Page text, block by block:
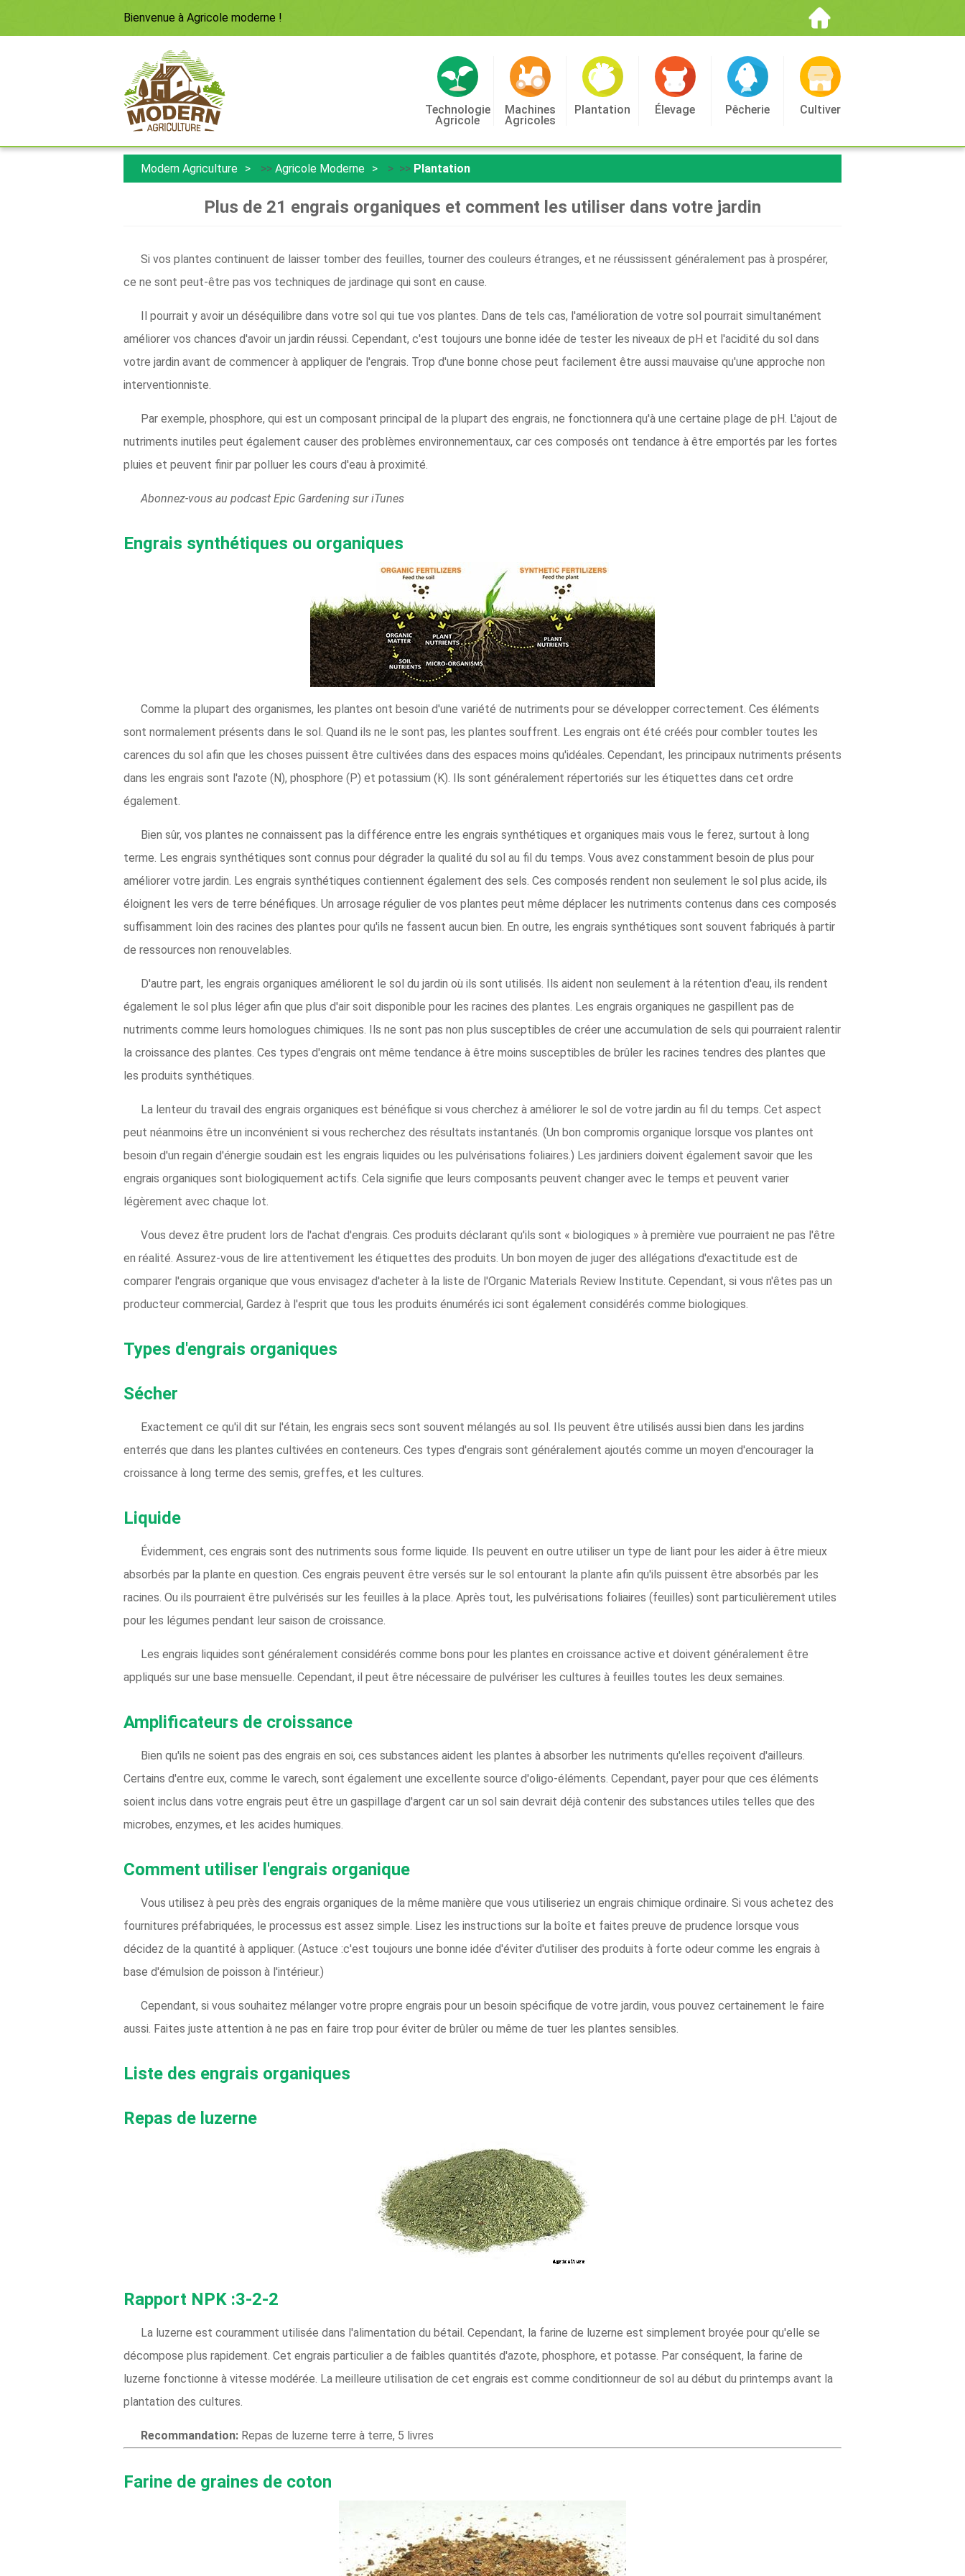
Bienvenue à Agricole moderne !
Technologie
Agricole
Machines
Agricoles
Plantation Élevage Pêcherie Cultiver
Modern Agriculture >> Agricole Moderne > >> Plantation
Plus de 21 engrais organiques et comment les utiliser dans votre jardin
Si vos plantes continuent de laisser tomber des feuilles, tourner des couleurs étranges, et ne réussissent généralement pas à prospérer,
ce ne sont peut-être pas vos techniques de jardinage qui sont en cause.
Il pourrait y avoir un déséquilibre dans votre sol qui tue vos plantes. Dans de tels cas, l'amélioration de votre sol pourrait simultanément
améliorer vos chances d'avoir un jardin réussi. Cependant, c'est toujours une bonne idée de tester les niveaux de pH et l'acidité du sol dans
votre jardin avant de commencer à appliquer de l'engrais. Trop d'une bonne chose peut facilement être aussi mauvaise qu'une approche non
interventionniste.
Par exemple, phosphore, qui est un composant principal de la plupart des engrais, ne fonctionnera qu'à une certaine plage de pH. L'ajout de
nutriments inutiles peut également causer des problèmes environnementaux, car ces composés ont tendance à être emportés par les fortes
pluies et peuvent finir par polluer les cours d'eau à proximité.
Abonnez-vous au podcast Epic Gardening sur iTunes
Engrais synthétiques ou organiques
Comme la plupart des organismes, les plantes ont besoin d'une variété de nutriments pour se développer correctement. Ces éléments
sont normalement présents dans le sol. Quand ils ne le sont pas, les plantes souffrent. Les engrais ont été créés pour combler toutes les
carences du sol afin que les choses puissent être cultivées dans des espaces moins qu'idéales. Cependant, les principaux nutriments présents
dans les engrais sont l'azote (N), phosphore (P) et potassium (K). Ils sont généralement répertoriés sur les étiquettes dans cet ordre
également.
Bien sûr, vos plantes ne connaissent pas la différence entre les engrais synthétiques et organiques mais vous le ferez, surtout à long
terme. Les engrais synthétiques sont connus pour dégrader la qualité du sol au fil du temps. Vous avez constamment besoin de plus pour
améliorer votre jardin. Les engrais synthétiques contiennent également des sels. Ces composés rendent non seulement le sol plus acide, ils
éloignent les vers de terre bénéfiques. Un arrosage régulier de vos plantes peut même déplacer les nutriments contenus dans ces composés
suffisamment loin des racines des plantes pour qu'ils ne fassent aucun bien. En outre, les engrais synthétiques sont souvent fabriqués à partir
de ressources non renouvelables.
D'autre part, les engrais organiques améliorent le sol du jardin où ils sont utilisés. Ils aident non seulement à la rétention d'eau, ils rendent
également le sol plus léger afin que plus d'air soit disponible pour les racines des plantes. Les engrais organiques ne gaspillent pas de
nutriments comme leurs homologues chimiques. Ils ne sont pas non plus susceptibles de créer une accumulation de sels qui pourraient ralentir
la croissance des plantes. Ces types d'engrais ont même tendance à être moins susceptibles de brûler les racines tendres des plantes que
les produits synthétiques.
La lenteur du travail des engrais organiques est bénéfique si vous cherchez à améliorer le sol de votre jardin au fil du temps. Cet aspect
peut néanmoins être un inconvénient si vous recherchez des résultats instantanés. (Un bon compromis organique lorsque vos plantes ont
besoin d'un regain d'énergie soudain est les engrais liquides ou les pulvérisations foliaires.) Les jardiniers doivent également savoir que les
engrais organiques sont biologiquement actifs. Cela signifie que leurs composants peuvent changer avec le temps et peuvent varier
légèrement avec chaque lot.
Vous devez être prudent lors de l'achat d'engrais. Ces produits déclarant qu'ils sont « biologiques » à première vue pourraient ne pas l'être
en réalité. Assurez-vous de lire attentivement les étiquettes des produits. Un bon moyen de juger des allégations d'exactitude est de
comparer l'engrais organique que vous envisagez d'acheter à la liste de l'Organic Materials Review Institute. Cependant, si vous n'êtes pas un
producteur commercial, Gardez à l'esprit que tous les produits énumérés ici sont également considérés comme biologiques.
Types d'engrais organiques
Sécher
Exactement ce qu'il dit sur l'étain, les engrais secs sont souvent mélangés au sol. Ils peuvent être utilisés aussi bien dans les jardins
enterrés que dans les plantes cultivées en conteneurs. Ces types d'engrais sont généralement ajoutés comme un moyen d'encourager la
croissance à long terme des semis, greffes, et les cultures.
Liquide
Évidemment, ces engrais sont des nutriments sous forme liquide. Ils peuvent en outre utiliser un type de liant pour les aider à être mieux
absorbés par la plante en question. Ces engrais peuvent être versés sur le sol entourant la plante afin qu'ils puissent être absorbés par les
racines. Ou ils pourraient être pulvérisés sur les feuilles à la place. Après tout, les pulvérisations foliaires (feuilles) sont particulièrement utiles
pour les légumes pendant leur saison de croissance.
Les engrais liquides sont généralement considérés comme bons pour les plantes en croissance active et doivent généralement être
appliqués sur une base mensuelle. Cependant, il peut être nécessaire de pulvériser les cultures à feuilles toutes les deux semaines.
Amplificateurs de croissance
Bien qu'ils ne soient pas des engrais en soi, ces substances aident les plantes à absorber les nutriments qu'elles reçoivent d'ailleurs.
Certains d'entre eux, comme le varech, sont également une excellente source d'oligo-éléments. Cependant, payer pour que ces éléments
soient inclus dans votre engrais peut être un gaspillage d'argent car un sol sain devrait déjà contenir des substances utiles telles que des
microbes, enzymes, et les acides humiques.
Comment utiliser l'engrais organique
Vous utilisez à peu près des engrais organiques de la même manière que vous utiliseriez un engrais chimique ordinaire. Si vous achetez des
fournitures préfabriquées, le processus est assez simple. Lisez les instructions sur la boîte et faites preuve de prudence lorsque vous
décidez de la quantité à appliquer. (Astuce :c'est toujours une bonne idée d'éviter d'utiliser des produits à forte odeur comme les engrais à
base d'émulsion de poisson à l'intérieur.)
Cependant, si vous souhaitez mélanger votre propre engrais pour un besoin spécifique de votre jardin, vous pouvez certainement le faire
aussi. Faites juste attention à ne pas en faire trop pour éviter de brûler ou même de tuer les plantes sensibles.
Liste des engrais organiques
Repas de luzerne
Rapport NPK :3-2-2
La luzerne est couramment utilisée dans l'alimentation du bétail. Cependant, la farine de luzerne est simplement broyée pour qu'elle se
décompose plus rapidement. Cet engrais particulier a de faibles quantités d'azote, phosphore, et potasse. Par conséquent, la farine de
luzerne fonctionne à vitesse modérée. La meilleure utilisation de cet engrais est comme conditionneur de sol au début du printemps avant la
plantation des cultures.
Recommandation: Repas de luzerne terre à terre, 5 livres
Farine de graines de coton